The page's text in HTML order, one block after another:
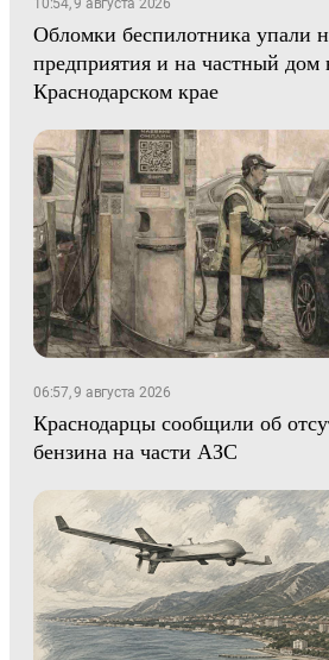
10:54, 9 августа 2026
Обломки беспилотника упали
предприятия и на частный дом
Краснодарском крае
06:57, 9 августа 2026
Краснодарцы сообщили об
бензина на части АЗС